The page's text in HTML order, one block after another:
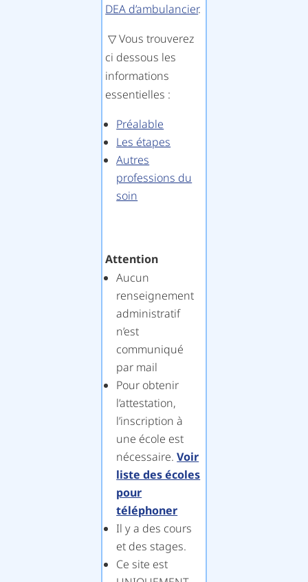
DEA d’ambulancier.
▽ Vous trouverez
ci dessous les
informations
essentielles :
Préalable
Les étapes
Autres
professions du
soin
Attention
Aucun
renseignement
administratif
n’est
communiqué
par mail
Pour obtenir
l’attestation,
l’inscription à
une école est
nécessaire.Voir
liste des écoles
pour
téléphoner
Il y a des cours
et des stages.
Ce site est